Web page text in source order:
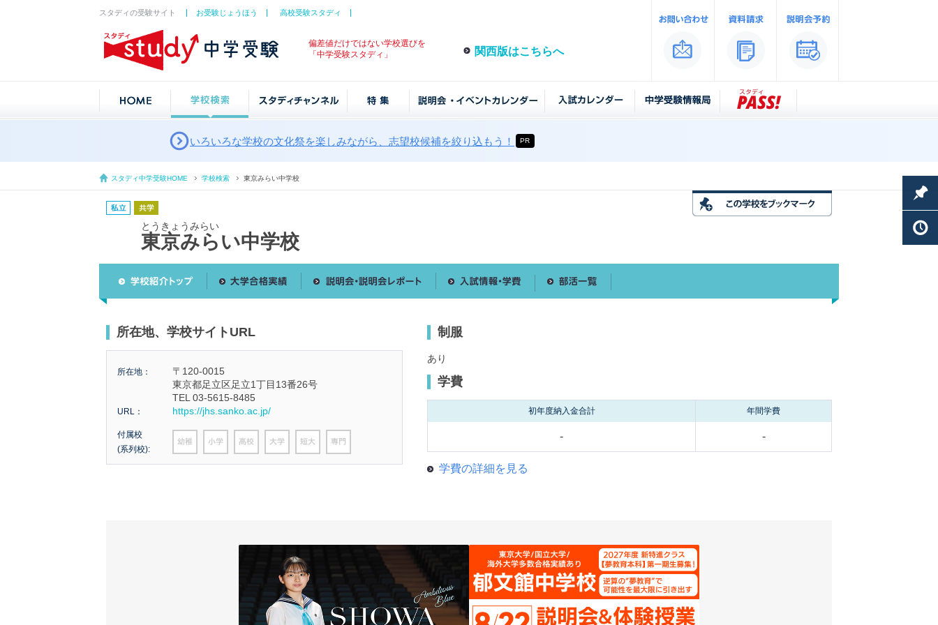
スタディの受験サイト お受験じょうほう 高校受験スタディ
偏差値だけではない学校選びを
「中学受験スタディ」
関西版はこちらへ
いろいろな学校の文化祭を楽しみながら、志望校候補を絞り込もう！ PR
スタディ中学受験HOME 学校検索 東京みらい中学校
とうきょうみらい
東京みらい中学校
所在地、学校サイトURL
所在地：
〒120-0015
東京都足立区足立1丁目13番26号
TEL 03-5615-8485
URL： https://jhs.sanko.ac.jp/
付属校
(系列校):
制服
あり
学費
初年度納入金合計 年間学費
- -
学費の詳細を見る